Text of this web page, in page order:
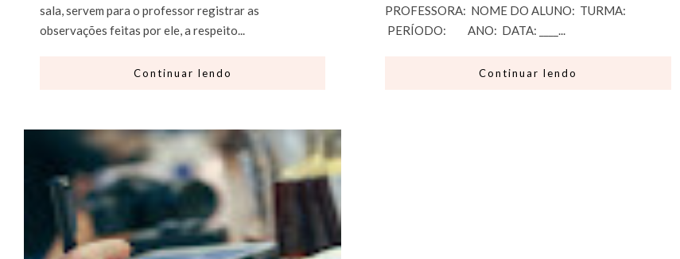
sala, servem para o professor registrar as
observações feitas por ele, a respeito...
Continuar lendo
PROFESSORA: NOME DO ALUNO: TURMA:
PERÍODO: ANO: DATA: ____...
Continuar lendo